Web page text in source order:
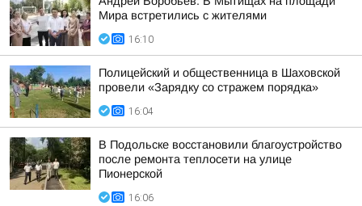
Мира встретились с жителями
16:10
Полицейский и общественница в Шаховской
провели «Зарядку со стражем порядка»
16:04
В Подольске восстановили благоустройство
после ремонта теплосети на улице
Пионерской
16:06